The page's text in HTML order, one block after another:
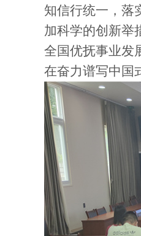
知信行统一，落
加科学的创新举
全国优抚事业发
在奋力谱写中国